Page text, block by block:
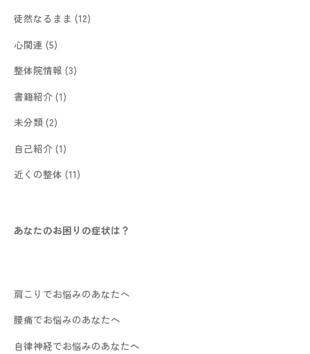
徒然なるまま (12)
心関連 (5)
整体院情報 (3)
書籍紹介 (1)
未分類 (2)
自己紹介 (1)
近くの整体 (11)
あなたのお困りの症状は？
肩こりでお悩みのあなたへ
腰痛でお悩みのあなたへ
自律神経でお悩みのあなたへ